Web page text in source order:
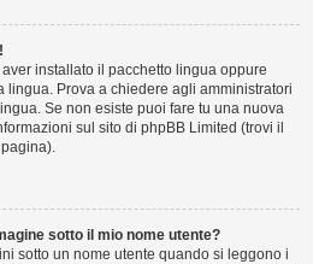
installato il pacchetto lingua oppure
lingua. Prova a chiedere agli amministratori
Se non esiste puoi fare tu una nuova
sul sito di phpBB Limited (trovi il
sotto il mio nome utente?
sotto un nome utente quando si leggono i